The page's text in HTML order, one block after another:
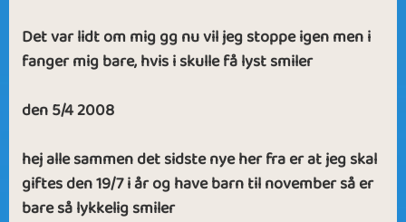
Det var lidt om mig gg nu vil jeg stoppe igen men i
fanger mig bare, hvis i skulle få lyst smiler
den 5/4 2008
hej alle sammen det sidste nye her fra er at jeg skal
giftes den 19/7 i år og have barn til november så er
bare så lykkelig smiler